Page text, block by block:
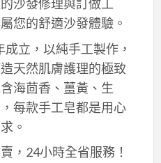
沙發修理與訂做工
您的舒適沙發體驗。
成立，以純手工製作，
天然肌膚護理的極致
海茴香、薑黃、生
每款手工皂都是用心
。
，24小時全省服務！